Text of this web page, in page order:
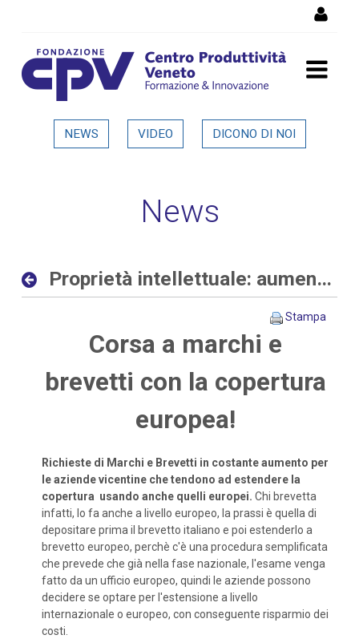
Proprietà intellettuale:
delle aziende allo sportello
evidenza
NEWS VIDEO DICONO DI NOI
News
Proprietà intellettuale: aumentano le richieste delle aziende allo sportello del CPV
Stampa
Corsa a marchi e
brevetti con la copertura
europea!
Richieste di Marchi e Brevetti in costante aumento per
le aziende vicentine che tendono ad estendere la
copertura usando anche quelli europei. Chi brevetta
infatti, lo fa anche a livello europeo, la prassi è quella di
depositare prima il brevetto italiano e poi estenderlo a
brevetto europeo, perchè c'è una procedura semplificata
che prevede che già nella fase nazionale, l'esame venga
fatto da un ufficio europeo, quindi le aziende possono
decidere se optare per l'estensione a livello
internazionale o europeo, con conseguente risparmio dei
costi.